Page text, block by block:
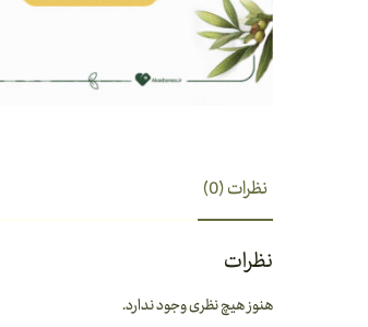
نظرات (0)
نظرات
هنوز هیچ نظری وجود ندارد.